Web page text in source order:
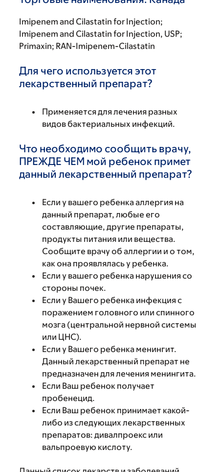
Imipenem and Cilastatin for Injection;
Imipenem and Cilastatin for Injection, USP;
Primaxin; RAN-Imipenem-Cilastatin
Для чего используется этот
лекарственный препарат?
Применяется для лечения разных
видов бактериальных инфекций.
Что необходимо сообщить врачу,
ПРЕЖДЕ ЧЕМ мой ребенок примет
данный лекарственный препарат?
Если у вашего ребенка аллергия на
данный препарат, любые его
составляющие, другие препараты,
продукты питания или вещества.
Сообщите врачу об аллергии и о том,
как она проявлялась у ребенка.
Если у вашего ребенка нарушения со
стороны почек.
Если у Вашего ребенка инфекция с
поражением головного или спинного
мозга (центральной нервной системы
или ЦНС).
Если у Вашего ребенка менингит.
Данный лекарственный препарат не
предназначен для лечения менингита.
Если Ваш ребенок получает
пробенецид.
Если Ваш ребенок принимает какой-
либо из следующих лекарственных
препаратов: дивалпроекс или
вальпроевую кислоту.